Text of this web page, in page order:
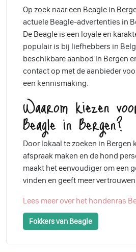
Op zoek naar een Beagle in
actuele Beagle-advertenties in
De Beagle is een loyale en
populair is bij liefhebbers in
beschikbare aanbod in Bergen
contact op met de aanbieder
een kennismaking.
Waarom kiezen
Beagle in Bergen?
Door lokaal te zoeken in Bergen
afspraak maken en de hond
maakt het eenvoudiger om een
vinden en geeft meer
Lees meer over het hondenras
Fokkers van Beagle